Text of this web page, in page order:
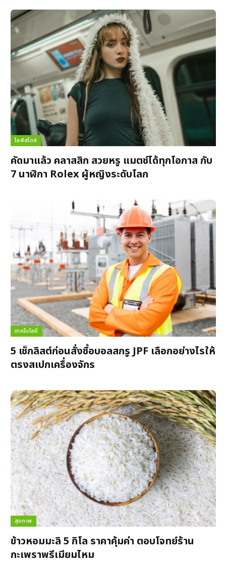
ไลฟ์สไตล์
คัดมาแล้ว คลาสสิก สวยหรู แมตช์ได้ทุกโอกาส กับ
7 นาฬิกา Rolex ผู้หญิงระดับโลก
เทคโนโลยี
5 เช็กลิสต์ก่อนสั่งซื้อบอลสกรู JPF เลือกอย่างไรให้
ตรงสเปกเครื่องจักร
สุขภาพ
ข้าวหอมมะลิ 5 กิโล ราคาคุ้มค่า ตอบโจทย์ร้าน
กะเพราพรีเมียมไหม